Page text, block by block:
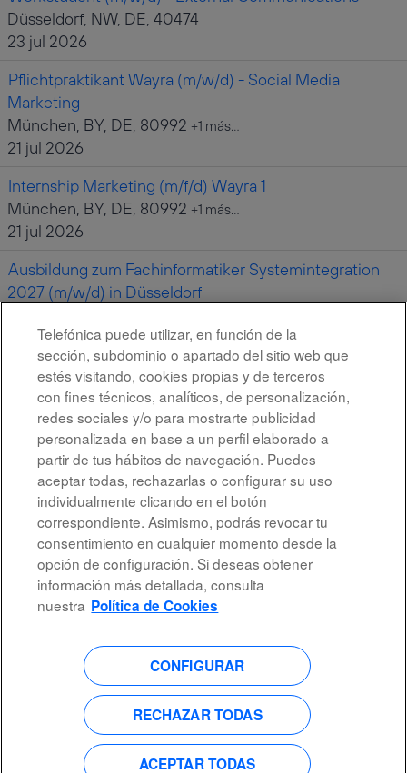
Düsseldorf, NW, DE, 40474
23 jul 2026
Pflichtpraktikant Wayra (m/w/d) - Social Media
Marketing
München, BY, DE, 80992 +1 más…
21 jul 2026
Internship Marketing (m/f/d) Wayra 1
München, BY, DE, 80992 +1 más…
21 jul 2026
Ausbildung zum Fachinformatiker Systemintegration
2027 (m/w/d) in Düsseldorf
17 jul 2026
Resultados
All rights reserved
Accessibility
Privacy Policy
e
r
S
e
a
b
r
e
e
a
b
r
e
Telefónica puede utilizar, en función de la
sección, subdominio o apartado del sitio web que
estés visitando, cookies propias y de terceros
con fines técnicos, analíticos, de personalización,
redes sociales y/o para mostrarte publicidad
personalizada en base a un perfil elaborado a
partir de tus hábitos de navegación. Puedes
aceptar todas, rechazarlas o configurar su uso
individualmente clicando en el botón
correspondiente. Asimismo, podrás revocar tu
consentimiento en cualquier momento desde la
opción de configuración. Si deseas obtener
información más detallada, consulta
nuestra Política de Cookies
CONFIGURAR
RECHAZAR TODAS
ACEPTAR TODAS